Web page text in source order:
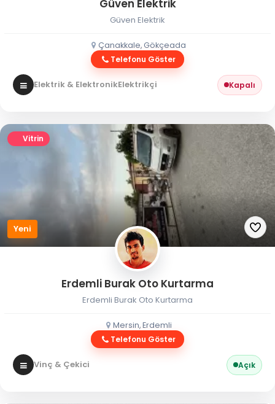
Güven Elektrik
Güven Elektrik
Çanakkale, Gökçeada
Telefonu Göster
Elektrik & ElektronikElektrikçi Kapalı
Vitrin
Yeni
Erdemli Burak Oto Kurtarma
Erdemli Burak Oto Kurtarma
Mersin, Erdemli
Telefonu Göster
Vinç & Çekici Açık